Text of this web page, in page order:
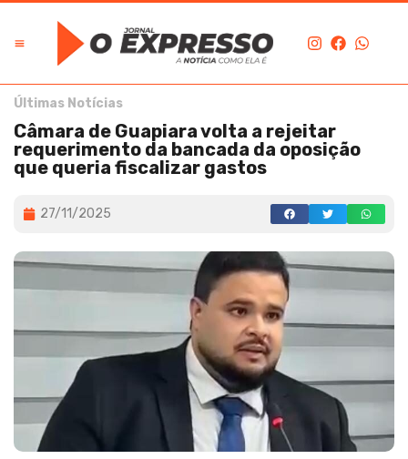
Últimas Notícias
Câmara de Guapiara volta a rejeitar
requerimento da bancada da oposição
que queria fiscalizar gastos
27/11/2025